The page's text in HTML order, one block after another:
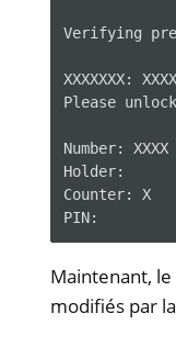
Verifying
XXXXXXX:
Please unlock
Number: XXXX
Holder:
Counter:
X
Maintenant,
modifiés par